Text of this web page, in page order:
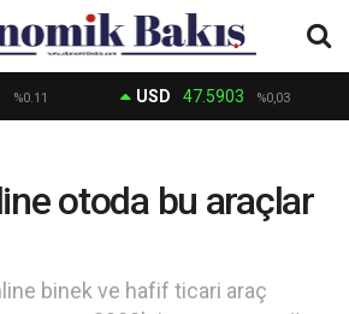
%0.11 USD 47.5903 %0,03
otoda bu araçlar
binek ve hafif ticari araç